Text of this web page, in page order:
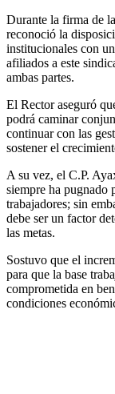
Durante la firma de
reconoció la
institucionales con
afiliados a este
ambas partes.
El Rector aseguró
podrá caminar
continuar con las
sostener el
A su vez, el C.P.
siempre ha pugnado
trabajadores; sin
debe ser un factor
las metas.
Sostuvo que el
para que la base
comprometida en
condiciones